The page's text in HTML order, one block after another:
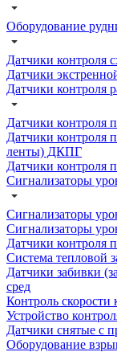
Оборудование
Датчики контроля
Датчики
Датчики контроля
Датчики контроля
Датчики контроля
ленты) ДКПГ
Датчики контроля
Сигнализаторы
Сигнализаторы
Сигнализаторы
Датчики контроля
Система тепловой
Датчики забивки
сред
Контроль скорости
Устройство
Датчики снятые с
Оборудование